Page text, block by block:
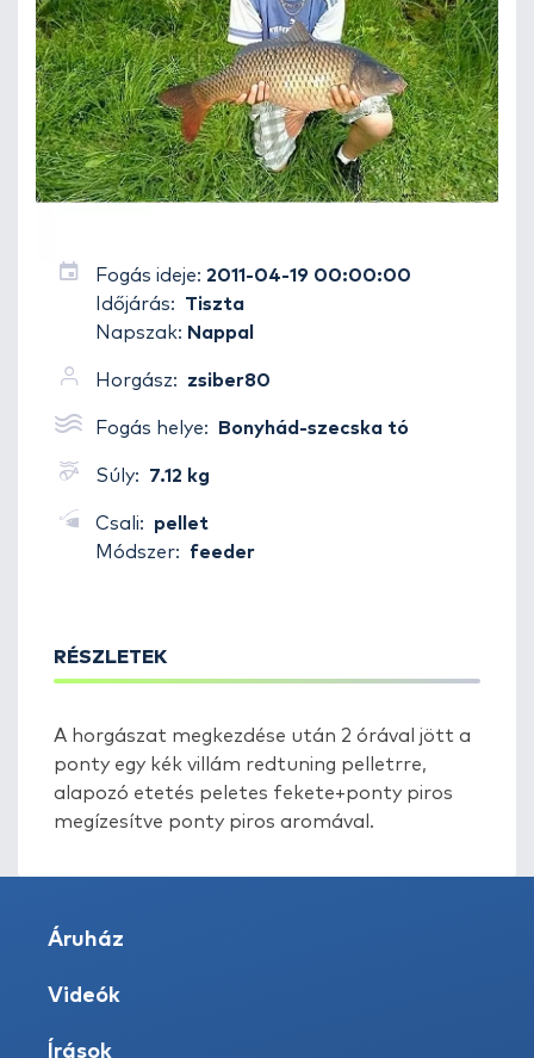
Fogás ideje: 2011-04-19 00:00:00
Időjárás:
Tiszta
Napszak: Nappal
Horgász: zsiber80
Fogás helye: Bonyhád-szecska tó
Súly: 7.12 kg
Csali:
pellet
Módszer:
feeder
RÉSZLETEK
A horgászat megkezdése után 2 órával jött a
ponty egy kék villám redtuning pelletrre,
alapozó etetés peletes fekete+ponty piros
megízesítve ponty piros aromával.
Áruház
Videók
Írások